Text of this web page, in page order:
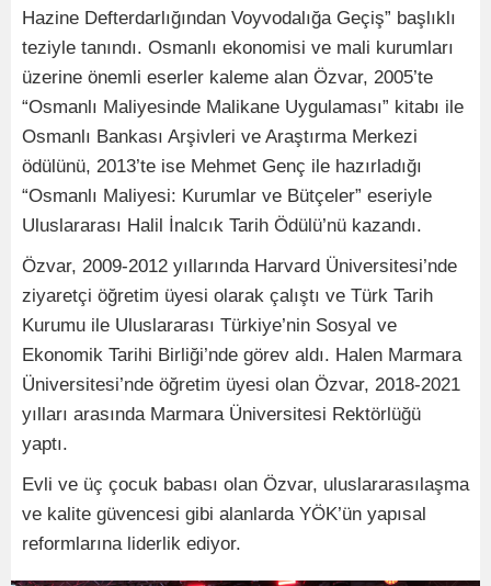
Hazine Defterdarlığından Voyvodalığa Geçiş” başlıklı
teziyle tanındı. Osmanlı ekonomisi ve mali kurumları
üzerine önemli eserler kaleme alan Özvar, 2005’te
“Osmanlı Maliyesinde Malikane Uygulaması” kitabı ile
Osmanlı Bankası Arşivleri ve Araştırma Merkezi
ödülünü, 2013’te ise Mehmet Genç ile hazırladığı
“Osmanlı Maliyesi: Kurumlar ve Bütçeler” eseriyle
Uluslararası Halil İnalcık Tarih Ödülü’nü kazandı.
Özvar, 2009-2012 yıllarında Harvard Üniversitesi’nde
ziyaretçi öğretim üyesi olarak çalıştı ve Türk Tarih
Kurumu ile Uluslararası Türkiye’nin Sosyal ve
Ekonomik Tarihi Birliği’nde görev aldı. Halen Marmara
Üniversitesi’nde öğretim üyesi olan Özvar, 2018-2021
yılları arasında Marmara Üniversitesi Rektörlüğü
yaptı.
Evli ve üç çocuk babası olan Özvar, uluslararasılaşma
ve kalite güvencesi gibi alanlarda YÖK’ün yapısal
reformlarına liderlik ediyor.